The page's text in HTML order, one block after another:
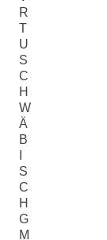
R
T
U
S
C
H
W
Ä
B
S
C
H
G
M